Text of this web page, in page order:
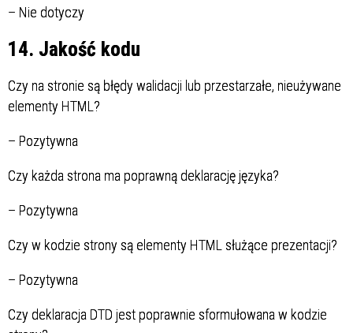
– Nie dotyczy
14. Jakość kodu
Czy na stronie są błędy walidacji lub przestarzałe, nieużywane
elementy HTML?
– Pozytywna
Czy każda strona ma poprawną deklarację języka?
– Pozytywna
Czy w kodzie strony są elementy HTML służące prezentacji?
– Pozytywna
Czy deklaracja DTD jest poprawnie sformułowana w kodzie